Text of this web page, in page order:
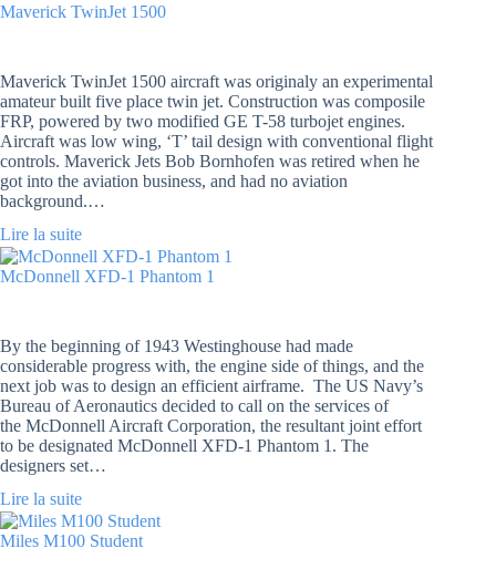
Maverick TwinJet 1500
Maverick TwinJet 1500 aircraft was originaly an experimental
amateur built five place twin jet. Construction was composile
FRP, powered by two modified GE T-58 turbojet engines.
Aircraft was low wing, ‘T’ tail design with conventional flight
controls. Maverick Jets Bob Bornhofen was retired when he
got into the aviation business, and had no aviation
background.…
Lire la suite
McDonnell XFD-1 Phantom 1
By the beginning of 1943 Westinghouse had made
considerable progress with, the engine side of things, and the
next job was to design an efficient airframe. The US Navy’s
Bureau of Aeronautics decided to call on the services of
the McDonnell Aircraft Corporation, the resultant joint effort
to be designated McDonnell XFD-1 Phantom 1. The
designers set…
Lire la suite
Miles M100 Student